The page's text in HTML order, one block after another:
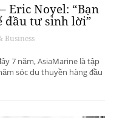
Eric Noyel: “Bạn
đầu tư sinh lời”
Business
7 năm, AsiaMarine là tập
sóc du thuyền hàng đầu